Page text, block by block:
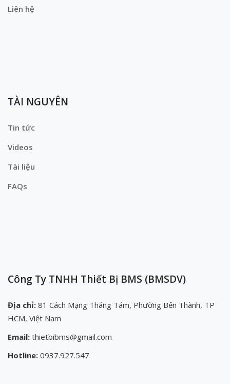
Liên hệ
TÀI NGUYÊN
Tin tức
Videos
Tài liệu
FAQs
Công Ty TNHH Thiết Bị BMS (BMSDV)
Địa chỉ: 81 Cách Mạng Tháng Tám, Phường Bến Thành, TP
HCM, Việt Nam
Email: thietbibms@gmail.com
Hotline: 0937.927.547